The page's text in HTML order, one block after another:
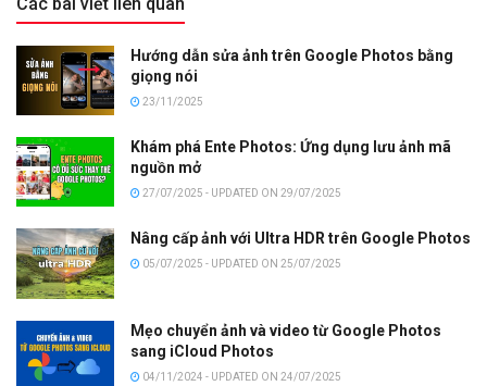
Hướng dẫn sửa ảnh trên Google Photos bằng
giọng nói
23/11/2025
Khám phá Ente Photos: Ứng dụng lưu ảnh mã
nguồn mở
27/07/2025 - UPDATED ON 29/07/2025
Nâng cấp ảnh với Ultra HDR trên Google Photos
05/07/2025 - UPDATED ON 25/07/2025
Mẹo chuyển ảnh và video từ Google Photos
sang iCloud Photos
04/11/2024 - UPDATED ON 24/07/2025